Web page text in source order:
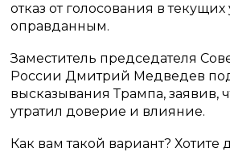
отказ от голосования в текущих
оправданным.
Заместитель председателя
России Дмитрий Медведев
высказывания Трампа, заявив,
утратил доверие и влияние.
Как вам такой вариант? Хотите